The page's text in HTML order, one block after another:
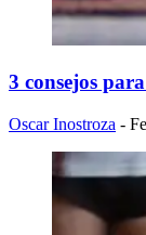
3 consejos
Oscar Inostroza -